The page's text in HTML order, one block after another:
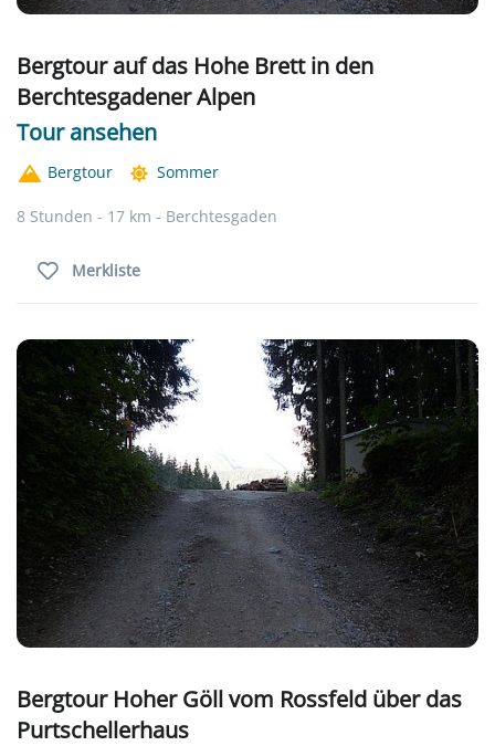
Bergtour auf das Hohe Brett in den
Berchtesgadener Alpen
Tour ansehen
Bergtour Sommer
8 Stunden - 17 km - Berchtesgaden
Merkliste
Bergtour Hoher Göll vom Rossfeld über das
Purtschellerhaus